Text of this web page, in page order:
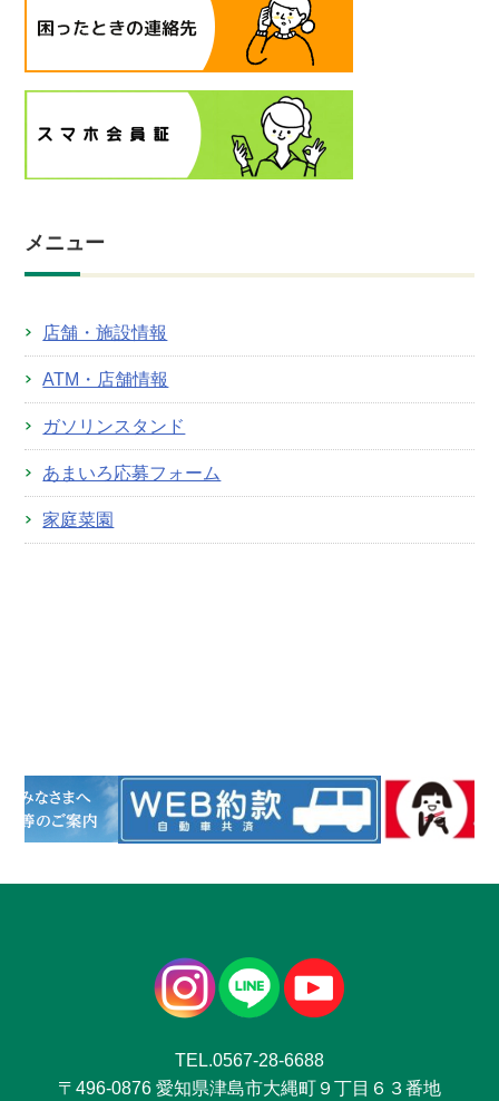
メニュー
店舗・施設情報
ATM・店舗情報
ガソリンスタンド
あまいろ応募フォーム
家庭菜園
TEL.0567-28-6688
〒496-0876 愛知県津島市大縄町９丁目６３番地